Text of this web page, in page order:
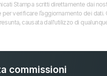
Stampa scritti direttamente dai
verificare l’aggiornamento dei
causata dall'utilizzo di
commissioni